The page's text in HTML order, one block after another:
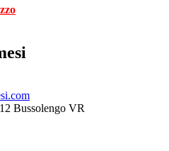
Bussolengo VR